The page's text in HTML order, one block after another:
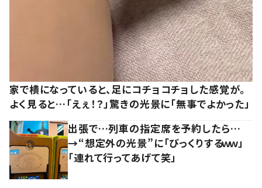
家で横になっていると、足にコチョコチョした感覚が。
よく見ると…「えぇ！？」驚きの光景に「無事でよかった」
出張で…列車の指定席を予約したら…
→“想定外の光景”に「びっくりするｗｗ」
「連れて行ってあげて笑」